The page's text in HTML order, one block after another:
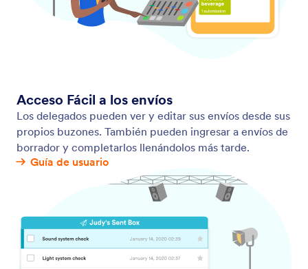
Gestión de envíos de formulario
Recoja, gestione y comparta los datos de los
formularios con Jotform. Con nuestro juego de
herramientas gratuitas de gestión de datos, puede
generar reportes, PDFs y compartir de forma segura
los envíos de formularios en línea.